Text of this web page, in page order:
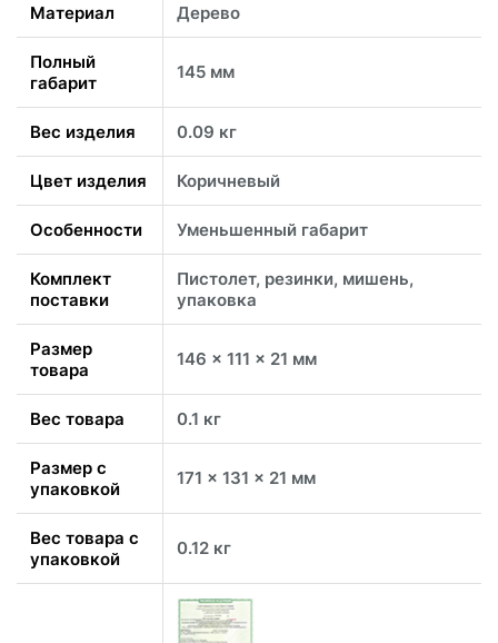
Материал Дерево
Полный
габарит
145 мм
Вес изделия 0.09 кг
Цвет изделия Коричневый
Особенности Уменьшенный габарит
Комплект
поставки
Пистолет, резинки, мишень,
упаковка
Размер
товара
146 x 111 x 21 мм
Вес товара 0.1 кг
Размер с
упаковкой
171 x 131 x 21 мм
Вес товара с
упаковкой
0.12 кг